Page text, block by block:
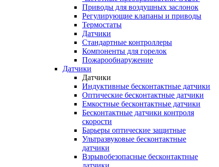
Приводы для воздушных заслонок
Регулирующие клапаны и приводы
Термостаты
Датчики
Стандартные контроллеры
Компоненты для горелок
Пожарообнаружение
Датчики
Датчики
Индуктивные бесконтактные датчики
Оптические бесконтактные датчики
Емкостные бесконтактные датчики
Бесконтактные датчики контроля
скорости
Барьеры оптические защитные
Ультразвуковые бесконтактные
датчики
Взрывобезопасные бесконтактные
датчики